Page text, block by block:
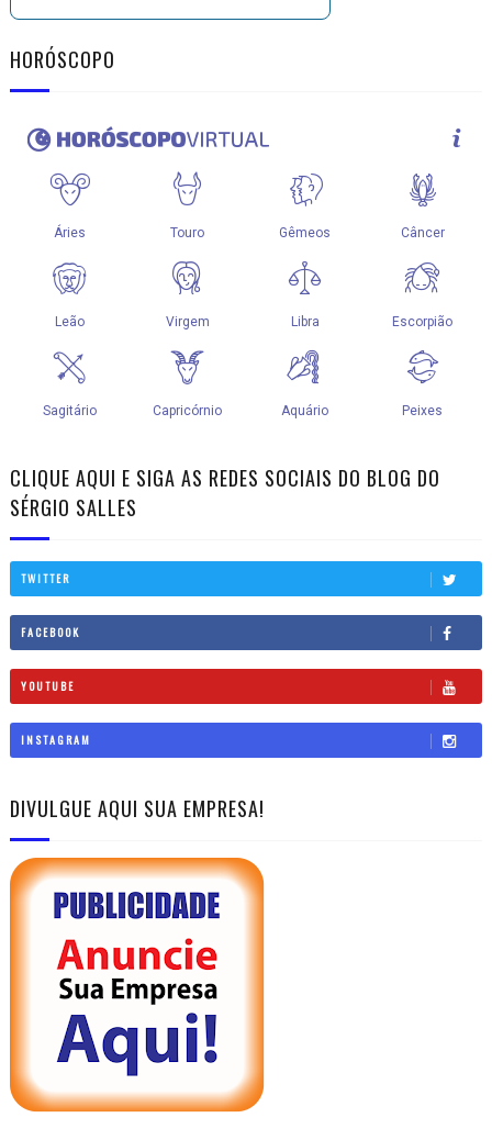
HORÓSCOPO
CLIQUE AQUI E SIGA AS REDES SOCIAIS DO BLOG DO
SÉRGIO SALLES
TWITTER
FACEBOOK
YOUTUBE
INSTAGRAM
DIVULGUE AQUI SUA EMPRESA!